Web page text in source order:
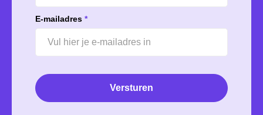
E-mailadres *
Versturen